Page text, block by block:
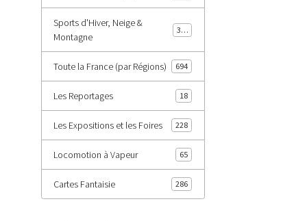
Sports d'Hiver, Neige &
Montagne
343
Toute la France (par Régions) 694
Les Reportages 18
Les Expositions et les Foires 228
Locomotion à Vapeur 65
Cartes Fantaisie 286